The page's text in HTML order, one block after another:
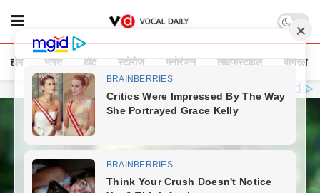
होम भारत हॉट स्टोरीज मनोरंजन लाइफस्टाइल वायरल